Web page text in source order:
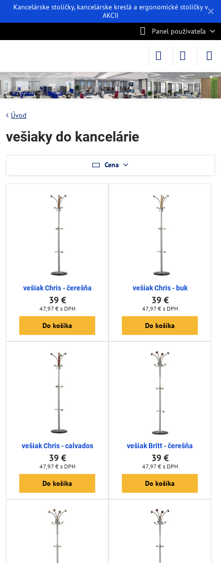
✕
Kancelárske stoličky, kancelárske kreslá a ergonomické stoličky v
AKCII
Panel používateľa
Úvod
vešiaky do kancelárie
Cena
vešiak Chris - čerešňa
39 €
47,97 € s DPH
Do košíka
vešiak Chris - buk
39 €
47,97 € s DPH
Do košíka
vešiak Chris - calvados
39 €
47,97 € s DPH
Do košíka
vešiak Britt - čerešňa
39 €
47,97 € s DPH
Do košíka